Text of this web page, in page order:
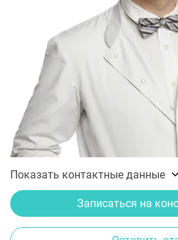
Показать контактные данные
Записаться на